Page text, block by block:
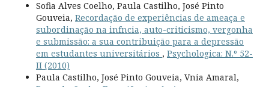
Sofia Alves Coelho, Paula Castilho, José Pinto
Gouveia, Recordação de experiências de ameaça e
subordinação na infncia, auto-criticismo, vergonha
e submissão: a sua contribuição para a depressão
em estudantes universitários , Psychologica: N.º 52-
II (2010)
Paula Castilho, José Pinto Gouveia, Vnia Amaral,